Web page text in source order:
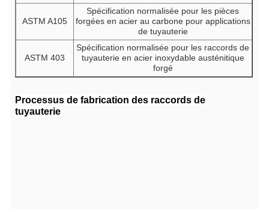
ASTM A105
Spécification normalisée pour les pièces
forgées en acier au carbone pour applications
de tuyauterie
ASTM 403
Spécification normalisée pour les raccords de
tuyauterie en acier inoxydable austénitique
forgé
Processus de fabrication des raccords de
tuyauterie